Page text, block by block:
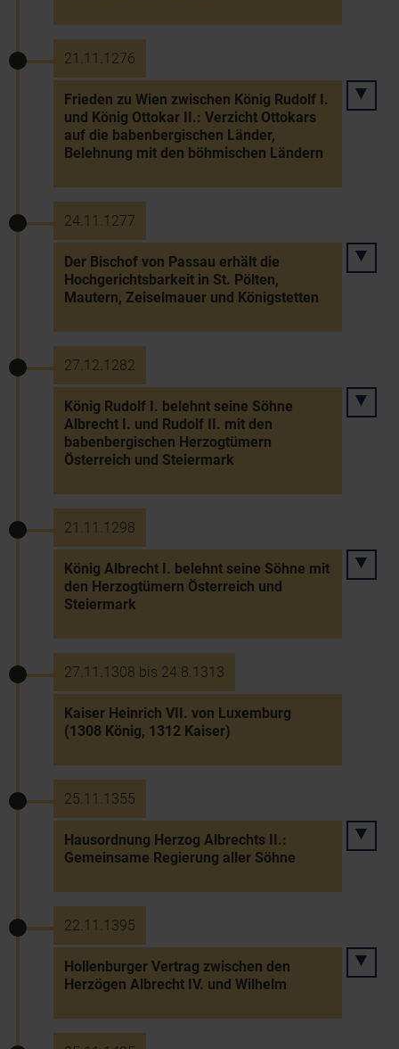
21.11.1276
Frieden zu Wien zwischen König Rudolf I.
und König Ottokar II.: Verzicht Ottokars
auf die babenbergischen Länder,
Belehnung mit den böhmischen Ländern
24.11.1277
Der Bischof von Passau erhält die
Hochgerichtsbarkeit in St. Pölten,
Mautern, Zeiselmauer und Königstetten
27.12.1282
König Rudolf I. belehnt seine Söhne
Albrecht I. und Rudolf II. mit den
babenbergischen Herzogtümern
Österreich und Steiermark
21.11.1298
König Albrecht I. belehnt seine Söhne mit
den Herzogtümern Österreich und
Steiermark
27.11.1308 bis 24.8.1313
Kaiser Heinrich VII. von Luxemburg
(1308 König, 1312 Kaiser)
25.11.1355
Hausordnung Herzog Albrechts II.:
Gemeinsame Regierung aller Söhne
22.11.1395
Hollenburger Vertrag zwischen den
Herzögen Albrecht IV. und Wilhelm